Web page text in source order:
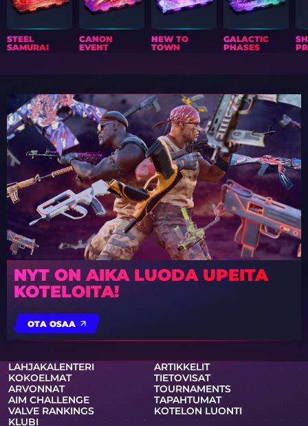
STEEL
SAMURAI
CANON
EVENT
NEW TO
TOWN
GALACTIC
PHASES
NYT ON AIKA LUODA UPEITA
KOTELOITA!
OTA OSAA
LAHJAKALENTERI
ARTIKKELIT
KOKOELMAT
TIETOVISAT
ARVONNAT
TOURNAMENTS
AIM CHALLENGE
TAPAHTUMAT
VALVE RANKINGS
KOTELON LUONTI
KLUBI